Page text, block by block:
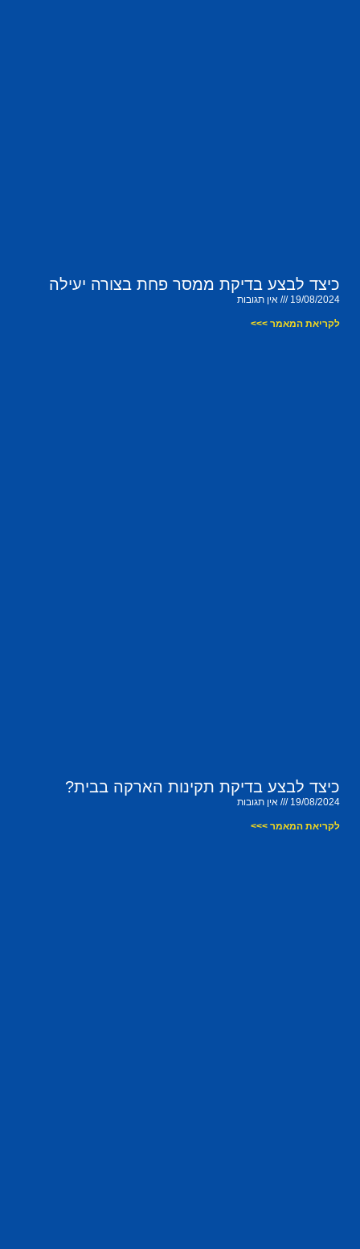
כיצד לבצע בדיקת ממסר פחת בצורה יעילה
19/08/2024 אין תגובות
לקריאת המאמר >>>
כיצד לבצע בדיקת תקינות הארקה בבית?
19/08/2024 אין תגובות
לקריאת המאמר >>>